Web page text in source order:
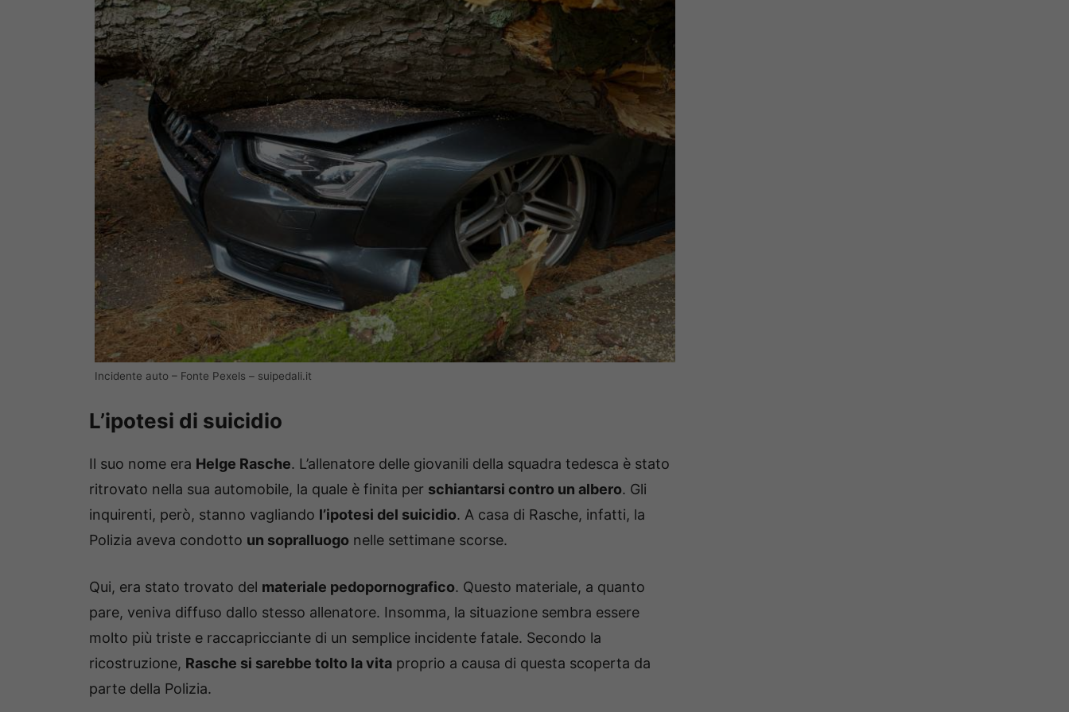
Incidente auto – Fonte Pexels – suipedali.it
L’ipotesi di suicidio
Il suo nome era Helge Rasche. L’allenatore delle giovanili della squadra tedesca è stato
ritrovato nella sua automobile, la quale è finita per schiantarsi contro un albero. Gli
inquirenti, però, stanno vagliando l’ipotesi del suicidio. A casa di Rasche, infatti, la
Polizia aveva condotto un sopralluogo nelle settimane scorse.
Qui, era stato trovato del materiale pedopornografico. Questo materiale, a quanto
pare, veniva diffuso dallo stesso allenatore. Insomma, la situazione sembra essere
molto più triste e raccapricciante di un semplice incidente fatale. Secondo la
ricostruzione, Rasche si sarebbe tolto la vita proprio a causa di questa scoperta da
parte della Polizia.